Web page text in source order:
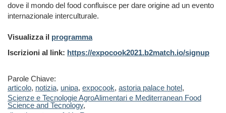
dove il mondo del food confluisce per dare origine ad un evento
internazionale interculturale.
Visualizza il programma
Iscrizioni al link: https://expocook2021.b2match.io/signup
Parole Chiave:
articolo, notizia, unipa, expocook, astoria palace hotel,
Scienze e Tecnologie AgroAlimentari e Mediterranean Food
Science and Tecnology,